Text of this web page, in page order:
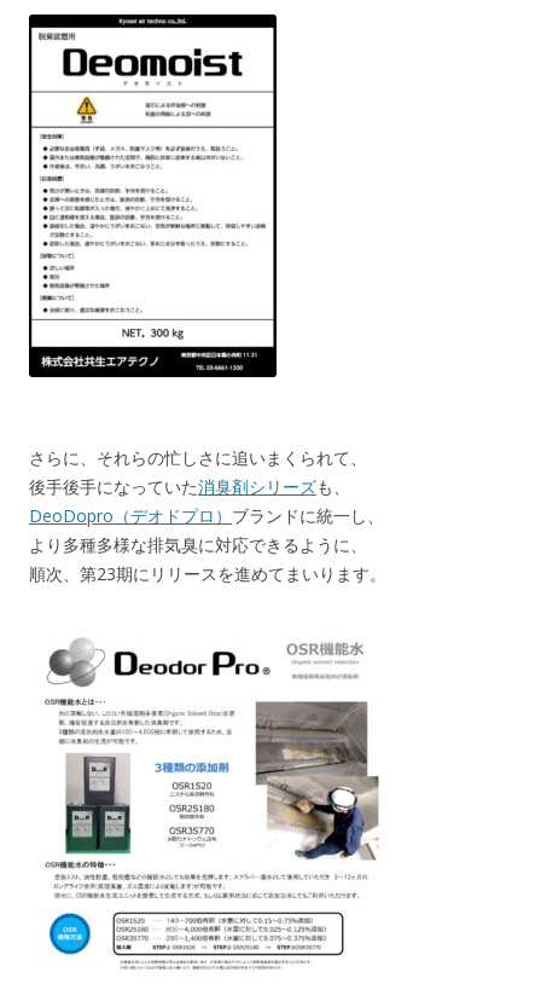
さらに、それらの忙しさに追いまくられて、
後手後手になっていた消臭剤シリーズも、
DeoDopro（デオドプロ） ブランドに統一し、
より多種多様な排気臭に対応できるように、
順次、第23期にリリースを進めてまいります。